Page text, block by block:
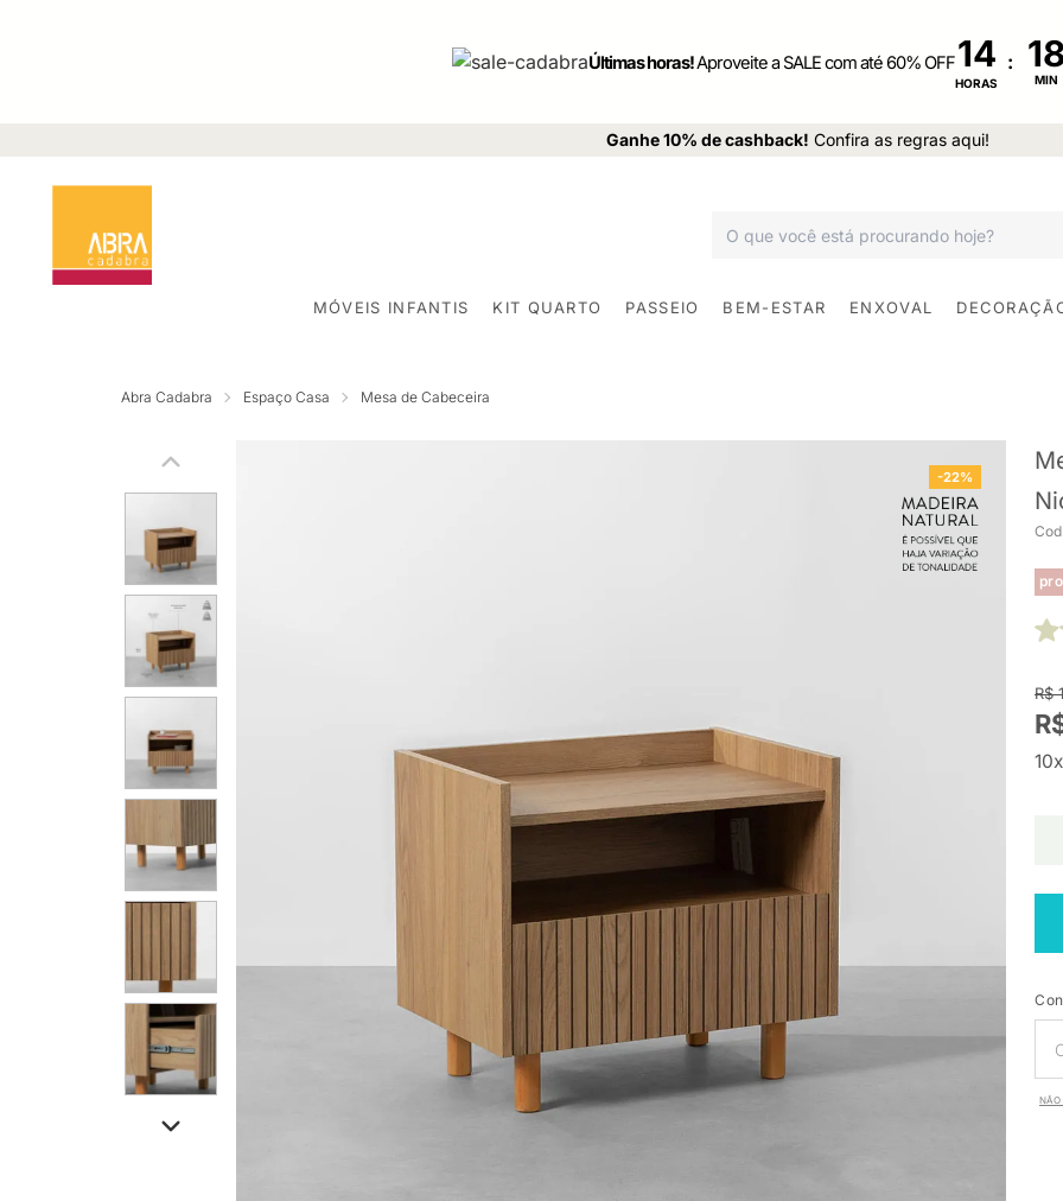
Últimas horas!Aproveite a SALE com até 60% OFF14
HORAS
:
MIN
Ganhe 10% de cashback! Confira as regras aqui!
MÓVEIS INFANTIS KIT QUARTO PASSEIO BEM-ESTAR ENXOVAL
Abra Cadabra Espaço Casa Mesa de Cabeceira
-22%
R$
NÃO